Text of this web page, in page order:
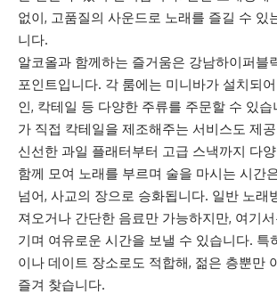
없이, 고품질의 사운드로 노래를 즐길 수 있
니다.
알코올과 함께하는 즐거움은 강남하이퍼블
포인트입니다. 각 룸에는 미니바가 설치되
인, 칵테일 등 다양한 주류를 주문할 수 있습
가 직접 칵테일을 제조해주는 서비스도 제
신선한 과일 플래터부터 고급 스낵까지 다
함께 모여 노래를 부르며 술을 마시는 시간
넘어, 사교의 장으로 승화됩니다. 일반 노래
져오거나 간단한 음료만 가능하지만, 여기
기며 여유로운 시간을 보낼 수 있습니다. 특
이나 데이트 장소로도 적합해, 젊은 층뿐만
즐겨 찾습니다.